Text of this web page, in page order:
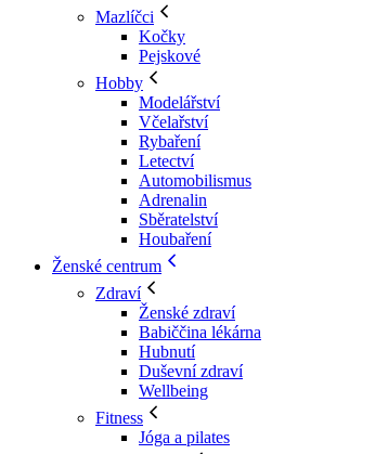
Mazlíčci
Kočky
Pejskové
Hobby
Modelářství
Včelařství
Rybaření
Letectví
Automobilismus
Adrenalin
Sběratelství
Houbaření
Ženské centrum
Zdraví
Ženské zdraví
Babiččina lékárna
Hubnutí
Duševní zdraví
Wellbeing
Fitness
Jóga a pilates